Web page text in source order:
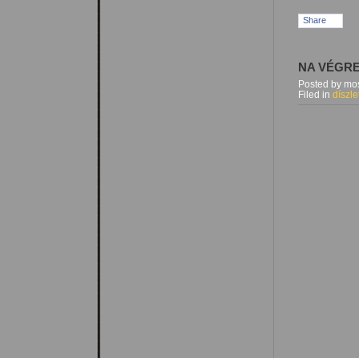
Share
NA
Posted by
Filed in